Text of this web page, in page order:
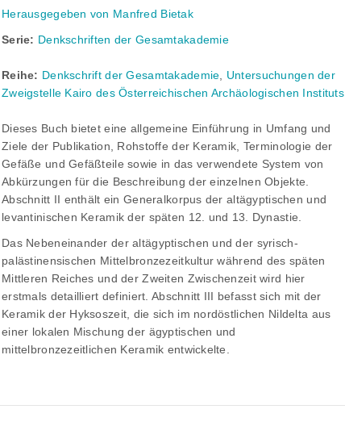
Herausgegeben von Manfred Bietak
Serie: Denkschriften der Gesamtakademie
Reihe: Denkschrift der Gesamtakademie, Untersuchungen der
Zweigstelle Kairo des Österreichischen Archäologischen Instituts
Dieses Buch bietet eine allgemeine Einführung in Umfang und
Ziele der Publikation, Rohstoffe der Keramik, Terminologie der
Gefäße und Gefäßteile sowie in das verwendete System von
Abkürzungen für die Beschreibung der einzelnen Objekte.
Abschnitt II enthält ein Generalkorpus der altägyptischen und
levantinischen Keramik der späten 12. und 13. Dynastie.
Das Nebeneinander der altägyptischen und der syrisch-
palästinensischen Mittelbronzezeitkultur während des späten
Mittleren Reiches und der Zweiten Zwischenzeit wird hier
erstmals detailliert definiert. Abschnitt III befasst sich mit der
Keramik der Hyksoszeit, die sich im nordöstlichen Nildelta aus
einer lokalen Mischung der ägyptischen und
mittelbronzezeitlichen Keramik entwickelte.